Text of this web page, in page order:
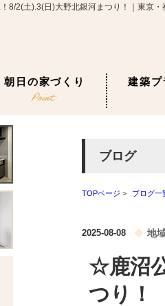
8/2(土).3(日)大野北銀河まつり！｜東京
朝日の家づくり 建築プ
ブログ
TOPページ > ブログ一
2025-08-08 地
☆鹿沼
つり！